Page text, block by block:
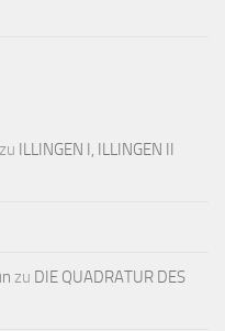
zu ILLINGEN I, ILLINGEN II
zu DIE QUADRATUR DES